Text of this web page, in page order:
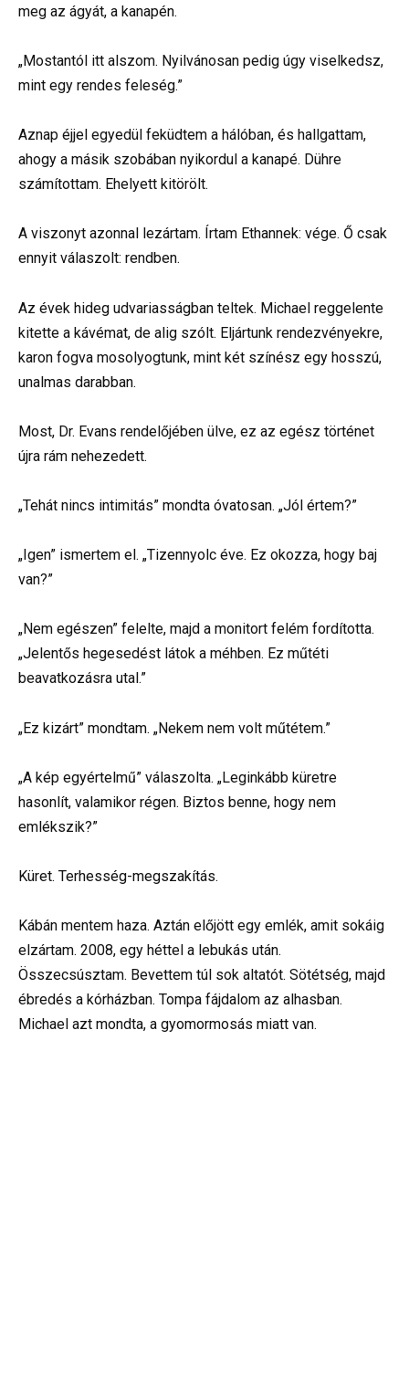
meg az ágyát, a kanapén.
„Mostantól itt alszom. Nyilvánosan pedig úgy viselkedsz,
mint egy rendes feleség.”
Aznap éjjel egyedül feküdtem a hálóban, és hallgattam,
ahogy a másik szobában nyikordul a kanapé. Dühre
számítottam. Ehelyett kitörölt.
A viszonyt azonnal lezártam. Írtam Ethannek: vége. Ő csak
ennyit válaszolt: rendben.
Az évek hideg udvariasságban teltek. Michael reggelente
kitette a kávémat, de alig szólt. Eljártunk rendezvényekre,
karon fogva mosolyogtunk, mint két színész egy hosszú,
unalmas darabban.
Most, Dr. Evans rendelőjében ülve, ez az egész történet
újra rám nehezedett.
„Tehát nincs intimitás” mondta óvatosan. „Jól értem?”
„Igen” ismertem el. „Tizennyolc éve. Ez okozza, hogy baj
van?”
„Nem egészen” felelte, majd a monitort felém fordította.
„Jelentős hegesedést látok a méhben. Ez műtéti
beavatkozásra utal.”
„Ez kizárt” mondtam. „Nekem nem volt műtétem.”
„A kép egyértelmű” válaszolta. „Leginkább küretre
hasonlít, valamikor régen. Biztos benne, hogy nem
emlékszik?”
Küret. Terhesség-megszakítás.
Kábán mentem haza. Aztán előjött egy emlék, amit sokáig
elzártam. 2008, egy héttel a lebukás után.
Összecsúsztam. Bevettem túl sok altatót. Sötétség, majd
ébredés a kórházban. Tompa fájdalom az alhasban.
Michael azt mondta, a gyomormosás miatt van.